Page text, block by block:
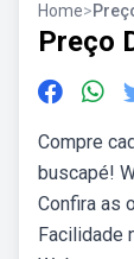
Home>
Preço
Compre
buscapé!
Confira as
Facilidade